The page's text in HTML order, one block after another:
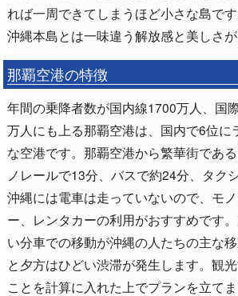
れば一周できてしまうほど小さな島で
沖縄本島とは一味違う解放感と美しさが
那覇空港の特徴
年間の乗降者数が国内線1700万人、国
万人にも上る那覇空港は、国内で6位に
な空港です。那覇空港から繁華街であ
ノレールで13分、バスで約24分、タク
沖縄には電車は走っていないので、モ
ー、レンタカーの利用がおすすめです
い分車での移動が沖縄の人たちの主な
と夕方はひどい渋滞が発生します。観
ことを計算に入れた上でプランを立てま